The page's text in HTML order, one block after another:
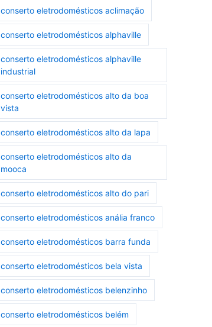
conserto eletrodomésticos aclimação
conserto eletrodomésticos alphaville
conserto eletrodomésticos alphaville
industrial
conserto eletrodomésticos alto da boa
vista
conserto eletrodomésticos alto da lapa
conserto eletrodomésticos alto da
mooca
conserto eletrodomésticos alto do pari
conserto eletrodomésticos anália franco
conserto eletrodomésticos barra funda
conserto eletrodomésticos bela vista
conserto eletrodomésticos belenzinho
conserto eletrodomésticos belém